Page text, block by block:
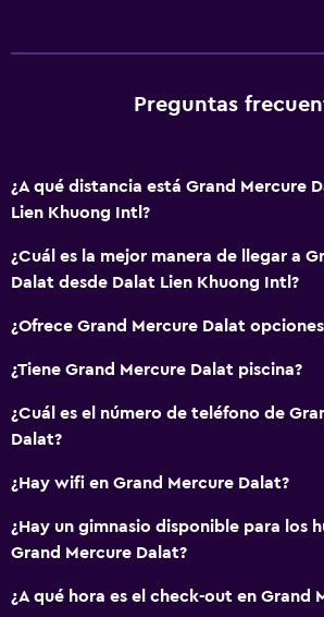
Preguntas
¿A qué distancia está Grand Mercure
Lien Khuong Intl?
¿Cuál es la mejor manera de llegar a
Dalat desde Dalat Lien Khuong Intl?
¿Ofrece Grand Mercure Dalat
¿Tiene Grand Mercure Dalat piscina?
¿Cuál es el número de teléfono de
Dalat?
¿Hay wifi en Grand Mercure Dalat?
¿Hay un gimnasio disponible para los
Grand Mercure Dalat?
¿A qué hora es el check-out en Grand